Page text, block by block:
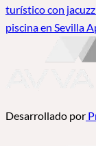
turístico con
piscina en Sevilla
Desarrollado por